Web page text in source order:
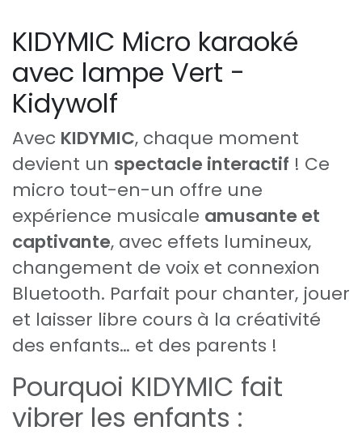
KIDYMIC Micro karaoké
avec lampe Vert -
Kidywolf
Avec KIDYMIC, chaque moment
devient un spectacle interactif ! Ce
micro tout-en-un offre une
expérience musicale amusante et
captivante, avec effets lumineux,
changement de voix et connexion
Bluetooth. Parfait pour chanter, jouer
et laisser libre cours à la créativité
des enfants… et des parents !
Pourquoi KIDYMIC fait
vibrer les enfants :